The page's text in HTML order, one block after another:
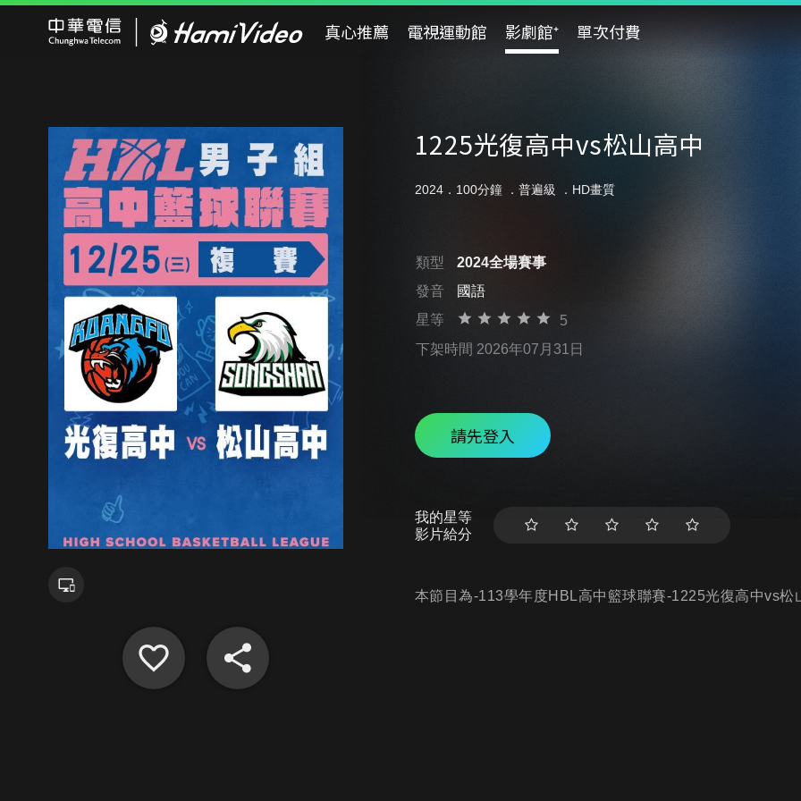
真心推薦 電視運動館 影劇館⁺ 單次付費
1225光復高中vs松山高中
2024．100分鐘 ． 普遍級 ．HD畫質
類型
2024全場賽事
發音
國語
星等
5
下架時間 2026年07月31日
請先登入
我的星等
影片給分
本節目為-113學年度HBL高中籃球聯賽-1225光復高中vs松